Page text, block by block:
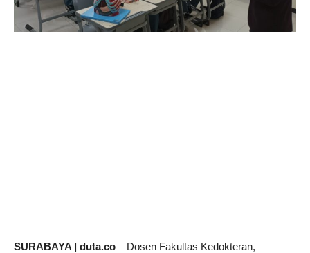
SURABAYA | duta.co – Dosen Fakultas Kedokteran,